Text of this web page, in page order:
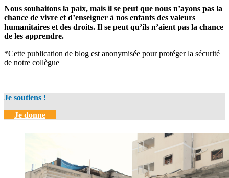
Nous souhaitons la paix, mais il se peut que nous n’ayons pas la
chance de vivre et d’enseigner à nos enfants des valeurs
humanitaires et des droits. Il se peut qu’ils n’aient pas la chance
de les apprendre.
*Cette publication de blog est anonymisée pour protéger la sécurité
de notre collègue
Je soutiens !
Je donne